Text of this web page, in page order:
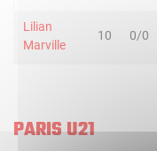
Lilian
Marville
10 0/0
PARIS U21